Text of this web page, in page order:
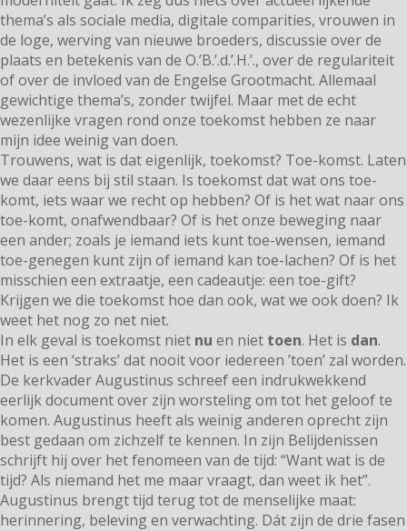
thema’s als sociale media, digitale comparities, vrouwen in
de loge, werving van nieuwe broeders, discussie over de
plaats en betekenis van de O.’B.’.d.’.H.’., over de regulariteit
of over de invloed van de Engelse Grootmacht. Allemaal
gewichtige thema’s, zonder twijfel. Maar met de echt
wezenlijke vragen rond onze toekomst hebben ze naar
mijn idee weinig van doen.
Trouwens, wat is dat eigenlijk, toekomst? Toe-komst. Laten
we daar eens bij stil staan. Is toekomst dat wat ons toe-
komt, iets waar we recht op hebben? Of is het wat naar ons
toe-komt, onafwendbaar? Of is het onze beweging naar
een ander; zoals je iemand iets kunt toe-wensen, iemand
toe-genegen kunt zijn of iemand kan toe-lachen? Of is het
misschien een extraatje, een cadeautje: een toe-gift?
Krijgen we die toekomst hoe dan ook, wat we ook doen? Ik
weet het nog zo net niet.
In elk geval is toekomst niet nu en niet toen. Het is dan.
Het is een ‘straks’ dat nooit voor iedereen ’toen’ zal worden.
De kerkvader Augustinus schreef een indrukwekkend
eerlijk document over zijn worsteling om tot het geloof te
komen. Augustinus heeft als weinig anderen oprecht zijn
best gedaan om zichzelf te kennen. In zijn Belijdenissen
schrijft hij over het fenomeen van de tijd: “Want wat is de
tijd? Als niemand het me maar vraagt, dan weet ik het”.
Augustinus brengt tijd terug tot de menselijke maat:
herinnering, beleving en verwachting. Dát zijn de drie fasen